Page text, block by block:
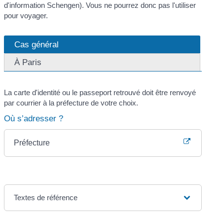
d'information Schengen). Vous ne pourrez donc pas l'utiliser
pour voyager.
Cas général
À Paris
La carte d'identité ou le passeport retrouvé doit être renvoyé
par courrier à la préfecture de votre choix.
Où s’adresser ?
Préfecture
Textes de référence